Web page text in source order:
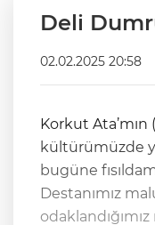
Deli
02.02.2025 20:58
Korkut
kültürümüzde
bugüne
Destanımız